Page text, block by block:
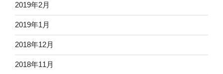
2019年2月
2019年1月
2018年12月
2018年11月